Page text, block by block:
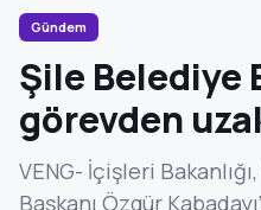
Gündem
Şile Belediye
görevden
VENG- İçişleri
Başkanı Özgür